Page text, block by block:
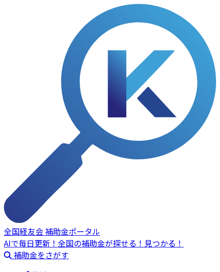
全国経友会 補助金ポータル
AIで毎日更新！全国の補助金が探せる！見つかる！
補助金をさがす